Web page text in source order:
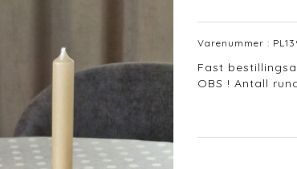
Varenummer :
Fast
OBS ! Antall